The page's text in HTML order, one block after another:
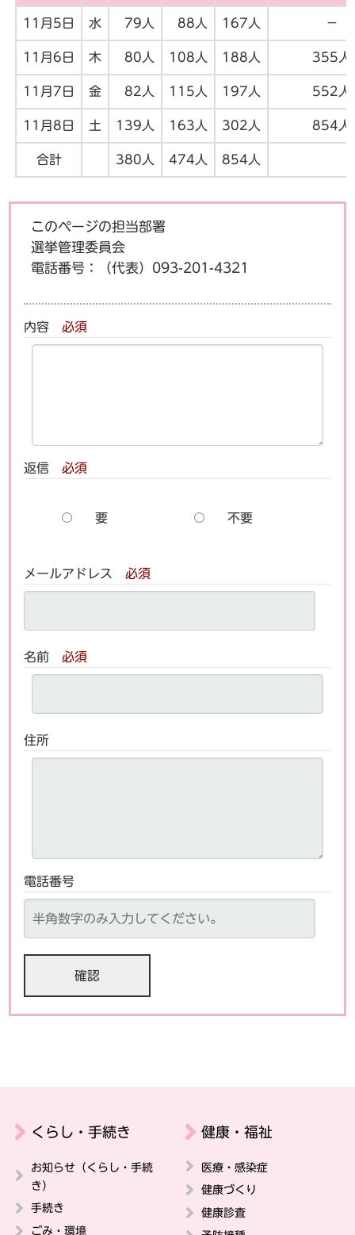
11月5日 水 79人 88人 167人 －
11月6日 木 80人 108人 188人 355人
11月7日 金 82人 115人 197人 552人
11月8日 土 139人 163人 302人 854人
合計 380人 474人 854人
このページの担当部署
選挙管理委員会
電話番号：
（代表）093-201-4321
内容 必須
返信 必須
要 不要
メールアドレス 必須
名前 必須
住所
電話番号
くらし・手続き
お知らせ（くらし・手続
き）
手続き
ごみ・環境
健康・福祉
医療・感染症
健康づくり
健康診査